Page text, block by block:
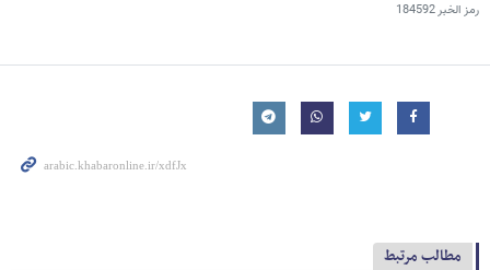
رمز الخبر184592
مطالب مرتبط